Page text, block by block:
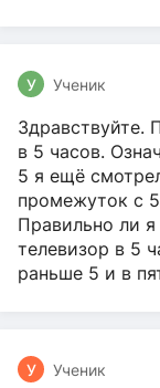
У Ученик
Здравствуйте.
в 5 часов.
5 я ещё
промежуток с
Правильно ли
телевизор в 5
раньше 5 и в
У Ученик